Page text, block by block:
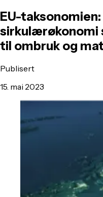
EU-
sirkulærøkonomi
til ombruk og
Publisert
15. mai 2023